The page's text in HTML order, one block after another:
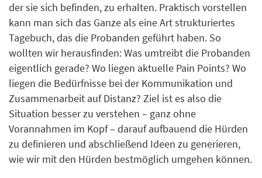
der sie sich befinden, zu erhalten. Praktisch vorstellen
kann man sich das Ganze als eine Art strukturiertes
Tagebuch, das die Probanden geführt haben. So
wollten wir herausfinden: Was umtreibt die Probanden
eigentlich gerade? Wo liegen aktuelle Pain Points? Wo
liegen die Bedürfnisse bei der Kommunikation und
Zusammenarbeit auf Distanz? Ziel ist es also die
Situation besser zu verstehen – ganz ohne
Vorannahmen im Kopf – darauf aufbauend die Hürden
zu definieren und abschließend Ideen zu generieren,
wie wir mit den Hürden bestmöglich umgehen können.